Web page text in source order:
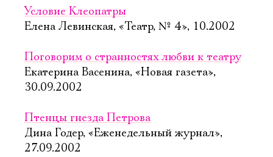
Условие Клеопатры
Елена Левинская, «Театр, № 4», 10.2002
Поговорим о странностях любви к театру
Екатерина Васенина, «Новая газета»,
30.09.2002
Птенцы гнезда Петрова
Дина Годер, «Еженедельный журнал»,
27.09.2002